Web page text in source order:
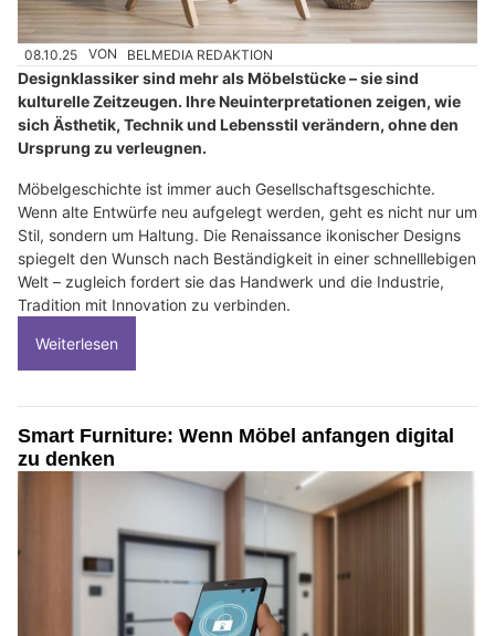
08.10.25 VON BELMEDIA REDAKTION
Designklassiker sind mehr als Möbelstücke – sie sind
kulturelle Zeitzeugen. Ihre Neuinterpretationen zeigen, wie
sich Ästhetik, Technik und Lebensstil verändern, ohne den
Ursprung zu verleugnen.
Möbelgeschichte ist immer auch Gesellschaftsgeschichte.
Wenn alte Entwürfe neu aufgelegt werden, geht es nicht nur um
Stil, sondern um Haltung. Die Renaissance ikonischer Designs
spiegelt den Wunsch nach Beständigkeit in einer schnelllebigen
Welt – zugleich fordert sie das Handwerk und die Industrie,
Tradition mit Innovation zu verbinden.
Weiterlesen
Smart Furniture: Wenn Möbel anfangen digital
zu denken